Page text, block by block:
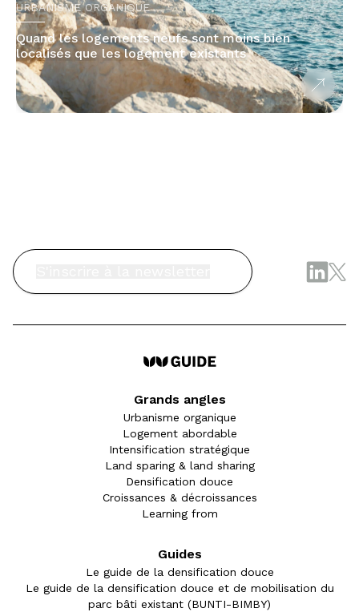
URBANISME ORGANIQUE
Quand les logements neufs sont moins bien
localisés que les logement existants
Grands angles
Urbanisme organique
Logement abordable
Intensification stratégique
Land sparing & land sharing
Densification douce
Croissances & décroissances
Learning from
Guides
Le guide de la densification douce
Le guide de la densification douce et de mobilisation du
parc bâti existant (BUNTI-BIMBY)